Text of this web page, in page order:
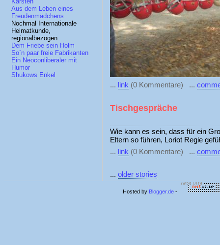
Aus dem Leben eines
Freudenmädchens
Nochmal Internationale
Heimatkunde,
regionalbezogen
Dem Friebe sein Holm
So´n paar freie Fabrikanten
Ein Neoconliberaler mit
Humor
Shukows Enkel
... link (0 Kommentare) ...
Tischgespräche
Wie kann es sein, dass für ein
Eltern so führen, Loriot Regie
... link (0 Kommentare) ...
... older stories
Hosted by Blogger.de -